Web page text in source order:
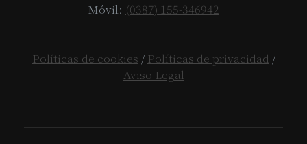
Móvil: (0387) 155-346942
Políticas de cookies / Políticas de privacidad /
Aviso Legal